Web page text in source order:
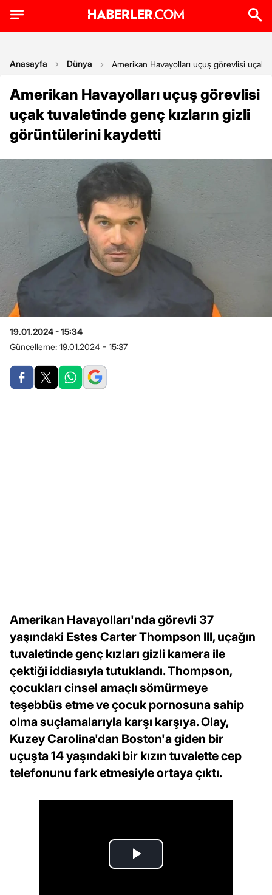
Anasayfa Dünya Amerikan Havayolları uçuş görevlisi uçak
Amerikan Havayolları uçuş görevlisi
uçak tuvaletinde genç kızların gizli
görüntülerini kaydetti
19.01.2024 - 15:34
Güncelleme: 19.01.2024 - 15:37
Amerikan Havayolları'nda görevli 37
yaşındaki Estes Carter Thompson III, uçağın
tuvaletinde genç kızları gizli kamera ile
çektiği iddiasıyla tutuklandı. Thompson,
çocukları cinsel amaçlı sömürmeye
teşebbüs etme ve çocuk pornosuna sahip
olma suçlamalarıyla karşı karşıya. Olay,
Kuzey Carolina'dan Boston'a giden bir
uçuşta 14 yaşındaki bir kızın tuvalette cep
telefonunu fark etmesiyle ortaya çıktı.